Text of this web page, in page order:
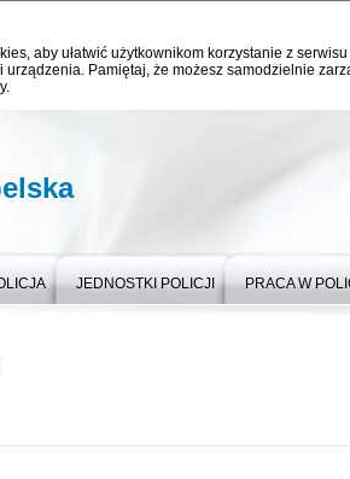
aby ułatwić użytkownikom korzystanie z
urządzenia. Pamiętaj, że możesz samodzielnie
JEDNOSTKI POLICJI PRACA W